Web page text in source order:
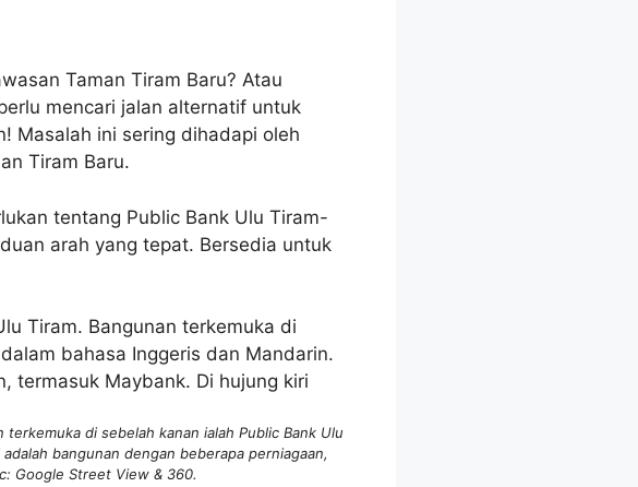
Taman Tiram Baru? Atau
mencari jalan alternatif untuk
Masalah ini sering dihadapi oleh
Tiram Baru.
tentang Public Bank Ulu Tiram-
arah yang tepat. Bersedia untuk
di sebelah kanan ialah Public Bank Ulu
bangunan dengan beberapa perniagaan,
Google Street View & 360.